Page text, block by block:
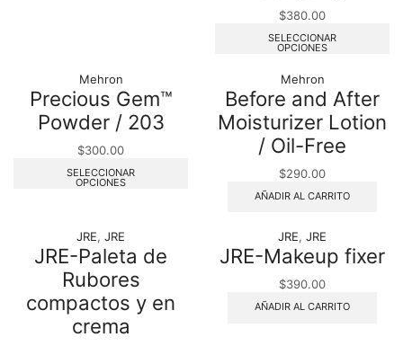
$380.00
SELECCIONAR
OPCIONES
Mehron
Precious Gem™
Powder / 203
$300.00
SELECCIONAR
OPCIONES
Mehron
Before and After
Moisturizer Lotion
/ Oil-Free
$290.00
AÑADIR AL CARRITO
JRE, JRE
JRE-Paleta de
Rubores
compactos y en
crema
JRE, JRE
JRE-Makeup fixer
$390.00
AÑADIR AL CARRITO